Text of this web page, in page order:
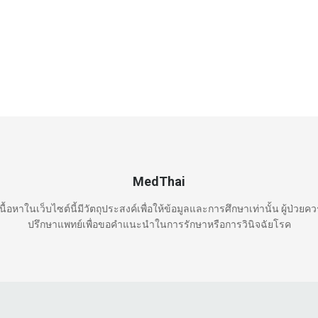
MedThai
อหาในเว็บไซต์นี้มีวัตถุประสงค์เพื่อให้ข้อมูลและการศึกษาเท่านั้น ผู้ป่วยค
ปรึกษาแพทย์เพื่อขอคำแนะนำในการรักษาหรือการวินิจฉัยโรค